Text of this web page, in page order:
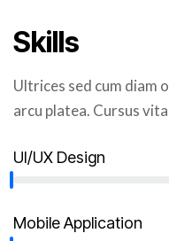
Skills
Ultrices sed cum diam
arcu platea. Cursus
UI/UX Design
Mobile Application